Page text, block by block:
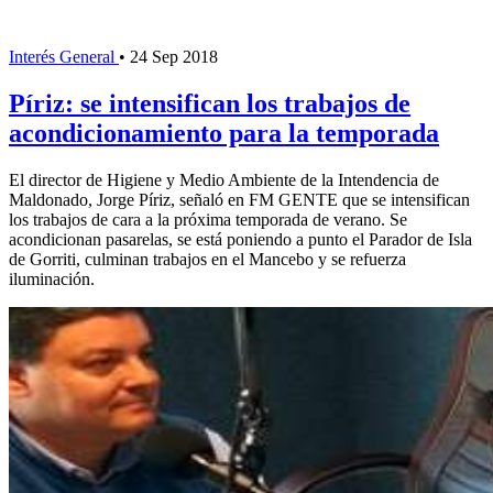
Interés General • 24 Sep 2018
Píriz: se intensifican los trabajos de
acondicionamiento para la temporada
El director de Higiene y Medio Ambiente de la Intendencia de
Maldonado, Jorge Píriz, señaló en FM GENTE que se intensifican
los trabajos de cara a la próxima temporada de verano. Se
acondicionan pasarelas, se está poniendo a punto el Parador de Isla
de Gorriti, culminan trabajos en el Mancebo y se refuerza
iluminación.